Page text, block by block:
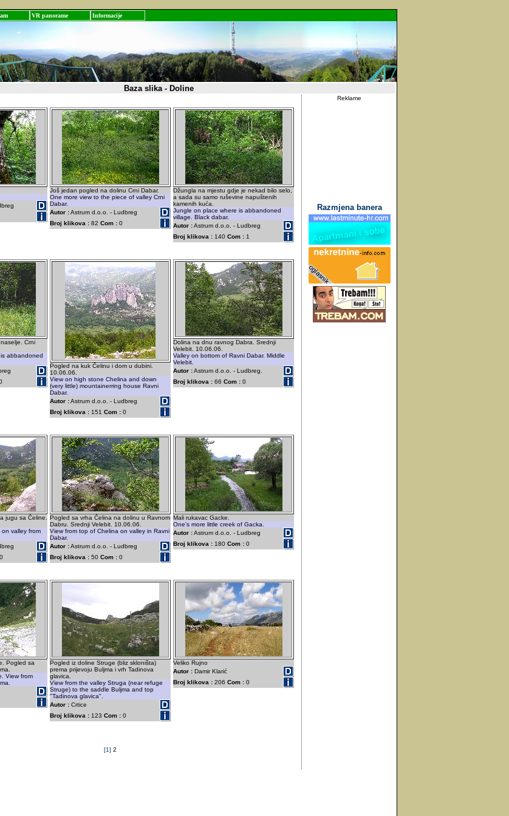
VR panorame Informacije
Baza slika - Doline
Još jedan pogled na dolinu Crni Dabar.
One more view to the piece of valley Crni
Dabar.
Autor :Astrum d.o.o. - Ludbreg
Broj klikova : 82 Com : 0
Džungla na mjestu gdje je nekad bilo selo,
a sada su samo ruševine napuštenih
kamenih kuća.
Jungle on place where is abbandoned
village. Black dabar.
Autor :Astrum d.o.o. - Ludbreg
Broj klikova : 140 Com : 1
Crni
abbandoned
Pogled na kuk Čelinu i dom u dubini.
10.06.06.
View on high stone Chelina and down
(very little) mountainerring house Ravni
Dabar.
Autor :Astrum d.o.o. - Ludbreg
Broj klikova : 151 Com : 0
Dolina na dnu ravnog Dabra. Srednji
Velebit. 10.06.06.
Valley on bottom of Ravni Dabar. Middle
Velebit.
Autor :Astrum d.o.o. - Ludbreg.
Broj klikova : 66 Com : 0
jugu sa Čeline.
valley from
0
Pogled sa vrha Čelina na dolinu u Ravnom
Dabru. Srednji Velebit. 10.06.06.
View from top of Chelina on valley in Ravni
Dabar.
Autor :Astrum d.o.o. - Ludbreg
Broj klikova : 50 Com : 0
Mali rukavac Gacke.
One's more little creek of Gacka.
Autor :Astrum d.o.o. - Ludbreg
Broj klikova : 180 Com : 0
Pogled sa
View from
Pogled iz doline Struge (bliz skloništa)
prema prijevoju Buljma i vrh Tadinova
glavica.
View from the valley Struga (near refuge
Struge) to the saddle Buljma and top
"Tadinova glavica".
Autor : Crtice
Broj klikova : 123 Com : 0
Veliko Rujno
Autor : Damir Klarić
Broj klikova : 206 Com : 0
[1] 2
Reklame
Razmjena banera